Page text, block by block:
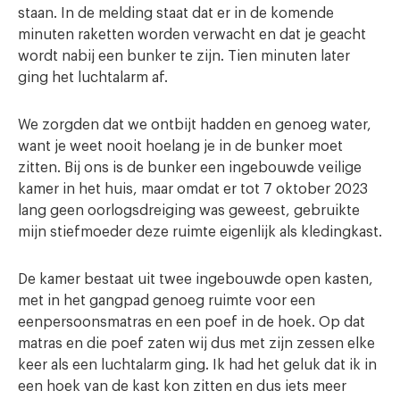
staan. In de melding staat dat er in de komende
minuten raketten worden verwacht en dat je geacht
wordt nabij een bunker te zijn. Tien minuten later
ging het luchtalarm af.
We zorgden dat we ontbijt hadden en genoeg water,
want je weet nooit hoelang je in de bunker moet
zitten. Bij ons is de bunker een ingebouwde veilige
kamer in het huis, maar omdat er tot 7 oktober 2023
lang geen oorlogsdreiging was geweest, gebruikte
mijn stiefmoeder deze ruimte eigenlijk als kledingkast.
De kamer bestaat uit twee ingebouwde open kasten,
met in het gangpad genoeg ruimte voor een
eenpersoonsmatras en een poef in de hoek. Op dat
matras en die poef zaten wij dus met zijn zessen elke
keer als een luchtalarm ging. Ik had het geluk dat ik in
een hoek van de kast kon zitten en dus iets meer